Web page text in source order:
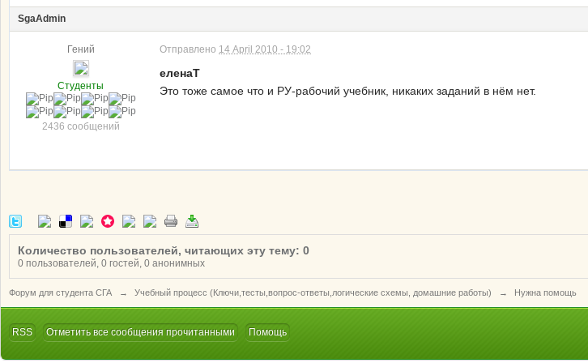
SgaAdmin
Гений
Студенты
2436 сообщений
Отправлено 14 April 2010 - 19:02
еленаТ
Это тоже самое что и РУ-рабочий учебник, никаких заданий в нём нет.
Количество пользователей, читающих эту тему: 0
0 пользователей, 0 гостей, 0 анонимных
Форум для студента СГА → Учебный процесс (Ключи,тесты,вопрос-ответы,логические схемы, домашние работы) → Нужна помощь
RSS Отметить все сообщения прочитанными Помощь